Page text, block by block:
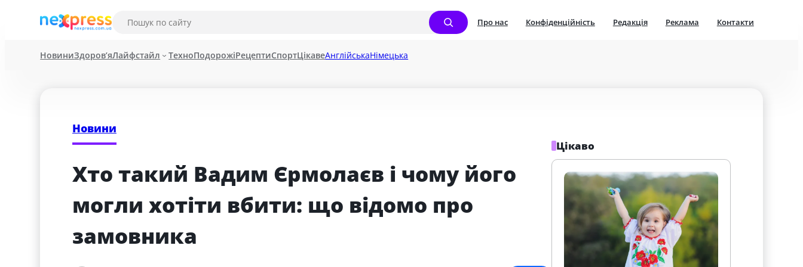
Про нас Конфіденційність Редакція Реклама Контакти
НовиниЗдоров’яЛайфстайл ТехноПодорожіРецептиСпортЦікавеАнглійськаНімецька
Новини
Хто такий Вадим Єрмолаєв і чому його
могли хотіти вбити: що відомо про
замовника
Цікаво